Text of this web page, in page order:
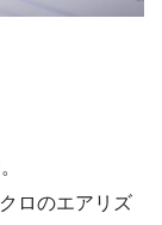
ロのエアリズ